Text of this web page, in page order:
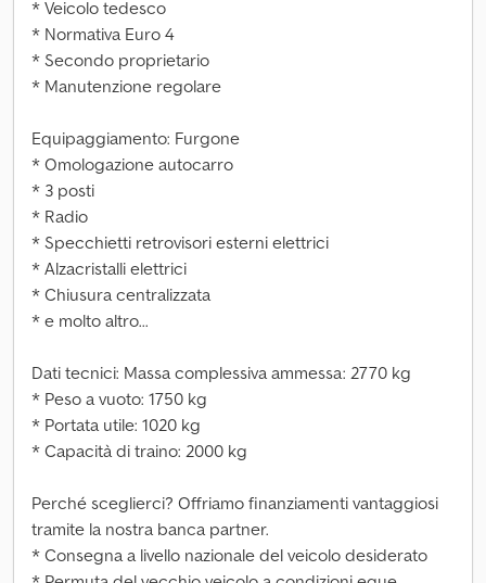
* Veicolo tedesco
* Normativa Euro 4
* Secondo proprietario
* Manutenzione regolare
Equipaggiamento: Furgone
* Omologazione autocarro
* 3 posti
* Radio
* Specchietti retrovisori esterni elettrici
* Alzacristalli elettrici
* Chiusura centralizzata
* e molto altro...
Dati tecnici: Massa complessiva ammessa: 2770 kg
* Peso a vuoto: 1750 kg
* Portata utile: 1020 kg
* Capacità di traino: 2000 kg
Perché sceglierci? Offriamo finanziamenti vantaggiosi
tramite la nostra banca partner.
* Consegna a livello nazionale del veicolo desiderato